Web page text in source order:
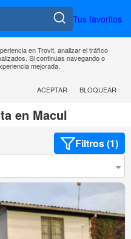
Tus favoritos
en Trovit, analizar el tráfico
Si continúas navegando o
mejorada.
ACEPTAR
BLOQUEAR
en Macul
Filtros (1)